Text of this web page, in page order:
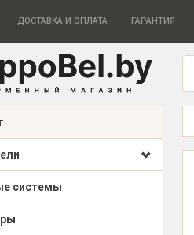
ДОСТАВКА И ОПЛАТА ГАРАНТИЯ
системы